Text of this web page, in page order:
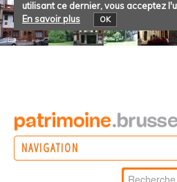
utilisant ce dernier, vous acceptez
En savoir plus
OK
NAVIGATION
Chercher par